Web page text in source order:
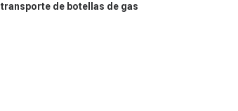
transporte de botellas de gas